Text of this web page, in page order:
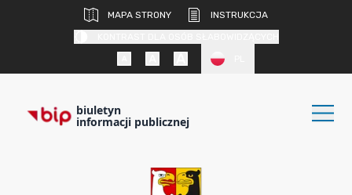
MAPA STRONY
INSTRUKCJA
biuletyn
informacji publicznej